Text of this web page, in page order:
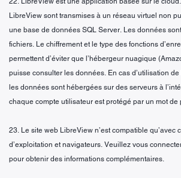
LibreView sont transmises à un réseau virtuel non
une base de données SQL Server. Les données
fichiers. Le chiffrement et le type des fonctions
permettent d’éviter que l’hébergeur nuagique
puisse consulter les données. En cas d’utilisation
les données sont hébergées sur des serveurs à
chaque compte utilisateur est protégé par un mot de
23. Le site web LibreView n’est compatible qu’avec
d’exploitation et navigateurs. Veuillez vous
pour obtenir des informations complémentaires.